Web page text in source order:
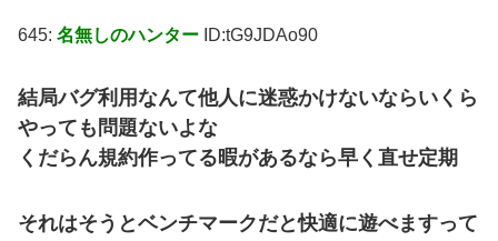
645: 名無しのハンター ID:tG9JDAo90
結局バグ利用なんて他人に迷惑かけないならいくら
やっても問題ないよな
くだらん規約作ってる暇があるなら早く直せ定期
それはそうとベンチマークだと快適に遊べますって